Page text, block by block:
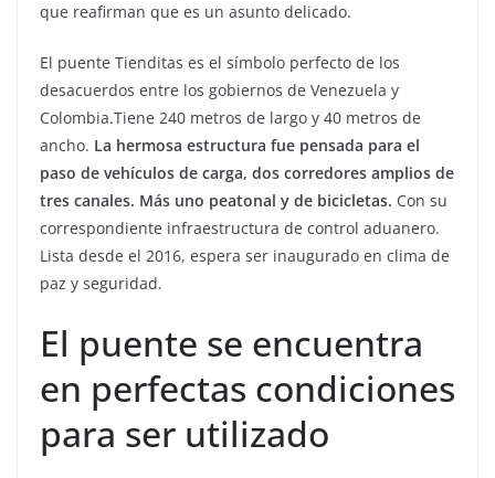
que reafirman que es un asunto delicado.
El puente Tienditas es el símbolo perfecto de los
desacuerdos entre los gobiernos de Venezuela y
Colombia.Tiene 240 metros de largo y 40 metros de
ancho. La hermosa estructura fue pensada para el
paso de vehículos de carga, dos corredores amplios de
tres canales. Más uno peatonal y de bicicletas. Con su
correspondiente infraestructura de control aduanero.
Lista desde el 2016, espera ser inaugurado en clima de
paz y seguridad.
El puente se encuentra
en perfectas condiciones
para ser utilizado